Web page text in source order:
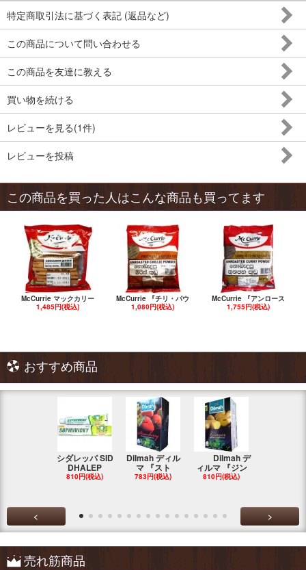
特定商取引法に基づく表記 (返品など)
この商品について問い合わせる
この商品を友達に教える
買い物を続ける
レビューを見る(1件)
レビューを投稿
この商品を買った人はこんな商品も買ってます
McCurrie マックカリー
1,485円(税込)
McCurrie 『チリ・パウ
1,080円(税込)
McCurrie 『アンロース
1,755円(税込)
おすすめ商品
シダレッパ SID
DHALEP
810円(税込)
Dilmah ディル
マ 『スト
783円(税込)
Dilmah デ
ィルマ 『ジン
810円(税込)
< >
売れ筋商品